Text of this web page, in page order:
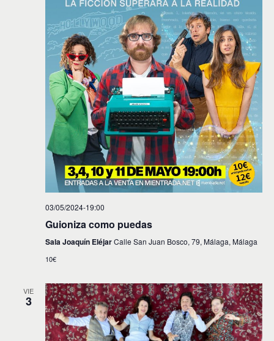
03/05/2024-19:00
Guioniza como puedas
Sala Joaquín EléjarCalle San Juan Bosco, 79, Málaga, Málaga
10€
VIE
3